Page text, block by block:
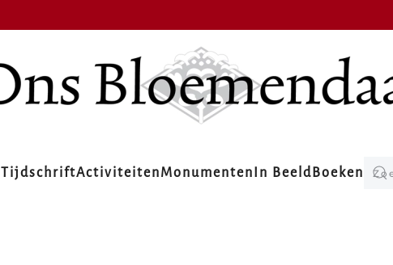
TijdschriftActiviteitenMonumenten In Beeld Boeken